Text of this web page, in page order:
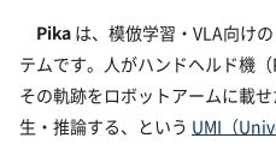
Pika は、模倣学習・VLA向け
テムです。人がハンドヘルド機
その軌跡をロボットアームに載
生・推論する、という UMI（